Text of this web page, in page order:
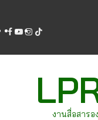
content
facebook
youtube
instagram
tiktok
งานสื่อสาร